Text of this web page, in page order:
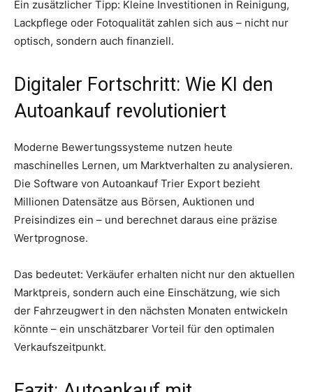
Ein zusätzlicher Tipp: Kleine Investitionen in Reinigung,
Lackpflege oder Fotoqualität zahlen sich aus – nicht nur
optisch, sondern auch finanziell.
Digitaler Fortschritt: Wie KI den
Autoankauf revolutioniert
Moderne Bewertungssysteme nutzen heute
maschinelles Lernen, um Marktverhalten zu analysieren.
Die Software von Autoankauf Trier Export bezieht
Millionen Datensätze aus Börsen, Auktionen und
Preisindizes ein – und berechnet daraus eine präzise
Wertprognose.
Das bedeutet: Verkäufer erhalten nicht nur den aktuellen
Marktpreis, sondern auch eine Einschätzung, wie sich
der Fahrzeugwert in den nächsten Monaten entwickeln
könnte – ein unschätzbarer Vorteil für den optimalen
Verkaufszeitpunkt.